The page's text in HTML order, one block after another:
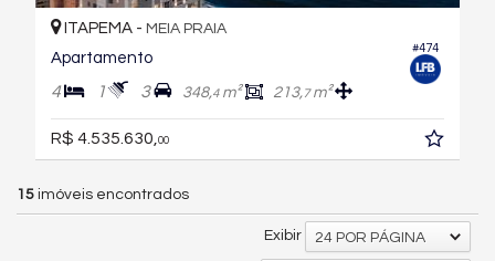
#474
ITAPEMA - MEIA PRAIA
Apartamento
4 1 3 348,4m² 213,7m²
R$ 4.535.630, 00
15 imóveis encontrados
Exibir 24 POR PÁGINA